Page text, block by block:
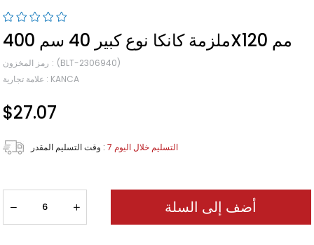
ملزمة كانكا نوع كبير 40 سم 400X120 مم
رمز المخزون
(BLT-2306940)
علامة تجارية : KANCA
$27.07
وقت التسليم المقدر : 7 التسليم خلال اليوم